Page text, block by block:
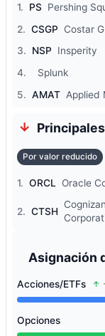
1. PS Pershing
2. CSGP Costar
3.
NSP Insperity
4.
Splunk
5. AMAT Applied
Por valor reducido
1. ORCL Oracle
2. CTSH
Asignación
Acciones/ETFs
Opciones